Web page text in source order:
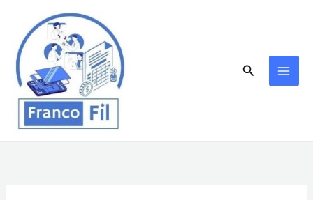
contenu
Rechercher